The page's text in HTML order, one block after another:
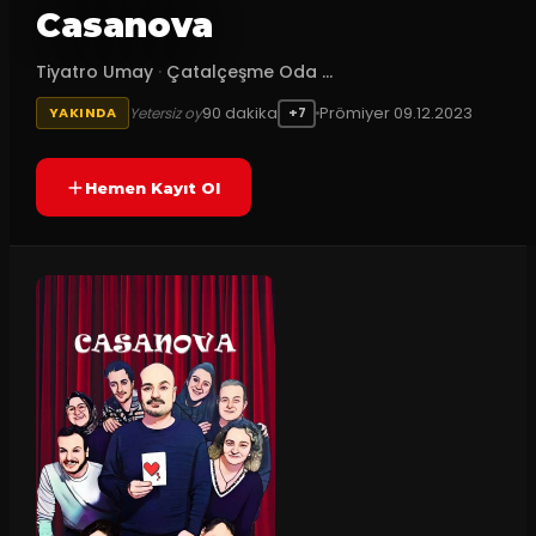
Casanova
Tiyatro Umay · Çatalçeşme Oda ...
YAKINDA Yetersiz oy90 dakika +7 Prömiyer 09.12.2023
Hemen Kayıt Ol